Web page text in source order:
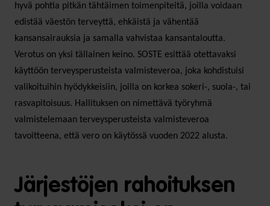
hyvä pohtia pitkän tähtäimen toimenpiteitä, joilla voidaan
edistää väestön terveyttä, ehkäistä ja vähentää
kansansairauksia ja samalla vahvistaa kansantaloutta.
Verotus on yksi tällainen keino. SOSTE esittää otettavaksi
käyttöön terveysperusteista valmisteveroa, joka kohdistuisi
valikoituihin hyödykkeisiin, joilla on korkea sokeri-, suola-, tai
rasvapitoisuus. Hallituksen on nimettävä työryhmä
valmistelemaan terveysperusteista valmisteveroa
tavoitteena, että vero on käytössä vuoden 2022 alusta.
Järjestöjen rahoituksen